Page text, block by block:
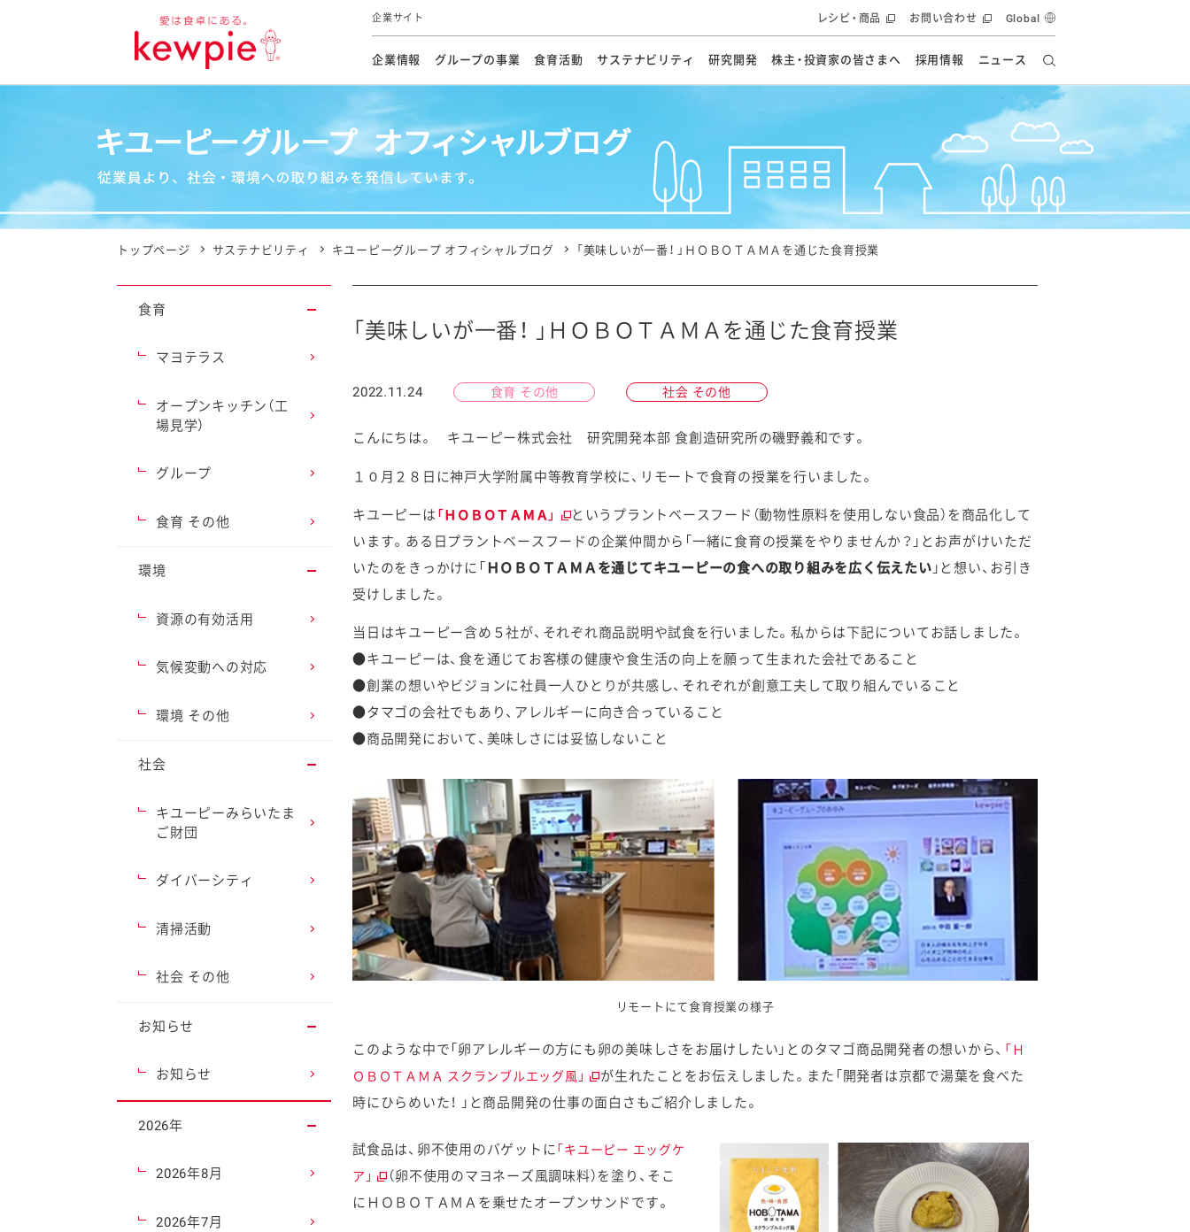
企業サイト
企業情報
トップメッセージ
グループの事業
市販用
ファインケミカル
食育活動
食育活動方針
食をテーマにした講演会 オープンキッチン（工場見学） マヨテラス（見学施設）
海外における食育活動 食に関する情報提供
オフィシャルブログ
サステナビリティ
トップメッセージ
気候変動への対応 生物多様性の保全 食と健康への貢献
持続可能な調達 ガバナンス
各種報告書
イニシアチブ・加盟団体 社会・環境活動の歴史
キユーピーグループ
統合報告書
研究開発
本部長メッセージ
技術ソリューション 研究開発スタイル 学会発表・論文 イノベーションストーリー
株主・投資家の皆さまへ
個人投資家の皆さまへ
IRライブラリ 株式情報 IRカレンダー
IRよくあるご質問 ディスクロージャーポリシー 電子公告 統合報告書
採用情報 ニュース
レシピ・商品
体験・エンタメ
ファインケミカル
お問い合わせ Global
「美味しいが一番！ 」ＨＯＢＯＴＡＭＡを通じた食育授業
2022.11.24 食育 その他 社会 その他
こんにちは。 キユーピー株式会社 研究開発本部 食創造研究所の磯野義和です。
１０月２８日に神戸大学附属中等教育学校に、リモートで食育の授業を行いました。
キユーピーは 「ＨＯＢＯＴＡＭＡ」
というプラントベースフード（動物性原料を使用しない食品）を商品化して
います。ある日プラントベースフードの企業仲間から「一緒に食育の授業をやりませんか？」とお声がけいただ
いたのをきっかけに「 ＨＯＢＯＴＡＭＡを通じてキユーピーの食への取り組みを広く伝えたい 」と想い、お引き
受けしました。
当日はキユーピー含め５社が、それぞれ商品説明や試食を行いました。私からは下記についてお話しました。
●キユーピーは、食を通じてお客様の健康や食生活の向上を願って生まれた会社であること
●創業の想いやビジョンに社員一人ひとりが共感し、それぞれが創意工夫して取り組んでいること
●タマゴの会社でもあり、アレルギーに向き合っていること
●商品開発において、美味しさには妥協しないこと
リモートにて食育授業の様子
このような中で「卵アレルギーの方にも卵の美味しさをお届けしたい」とのタマゴ商品開発者の想いから、 「Ｈ
ＯＢＯＴＡＭＡ スクランブルエッグ風」
が生れたことをお伝えしました。また「開発者は京都で湯葉を食べた
時にひらめいた！ 」と商品開発の仕事の面白さもご紹介しました。
試食品は、卵不使用のバゲットに「キユーピー エッグケ
ア」
（卵不使用のマヨネーズ風調味料）を塗り、そこ
にＨＯＢＯＴＡＭＡを乗せたオープンサンドです。
食育
マヨテラス
オープンキッチン（工
場見学）
グループ
食育 その他
環境
資源の有効活用
気候変動への対応
環境 その他
社会
キユーピーみらいたま
ご財団
ダイバーシティ
清掃活動
社会 その他
お知らせ
お知らせ
2026年
2026年8月
2026年7月
トップページ サステナビリティ キユーピーグループ オフィシャルブログ 「美味しいが一番！ 」ＨＯＢＯＴＡＭＡを通じた食育授業